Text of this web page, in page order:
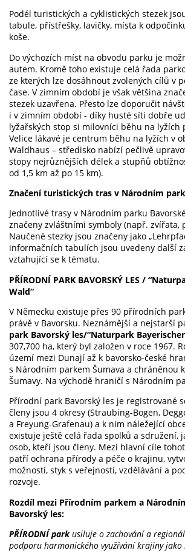
Podél turistických a cyklistických stezek
tabule, přístřešky, lavičky, místa k
koše.
Do výchozích míst na obvodu parku je
autem. Kromě toho existuje celá řada
ze kterých lze dosáhnout zvolených cílů v
čase. V zimním období je však většina
stezek uzavřena. Přesto lze doporučit
i v zimním období - díky husté síti dobře
lyžařských stop si milovníci běhu na lyžích
Velice lákavé je centrum běhu na lyžích v
Waldhaus – středisko nabízí pečlivě
stopy nejrůznějších délek a stupňů
od 1,5 km až po 15 km).
Značení turistických tras v Národním
Jednotlivé trasy v Národním parku
značeny zvláštními symboly (např. zvířata,
Naučené stezky jsou značeny jako
informačních tabulích jsou uvedeny další
vztahující se k tématu.
PŘÍRODNÍ PARK BAVORSKÝ LES /
Wald“
V Německu existuje přes 90 přírodních
právě v Bavorsku. Neznámější a nejstarší
park Bavorský les/“Naturpark
307,700 ha, který byl založen v roce 1967.
území mezi Dunají až k bavorsko-české
s Národním parkem Šumava a chráněnou
Šumavy. Na východě hraničí s Národním
Přírodní park Bavorský les je registrované
členy jsou 4 okresy (Straubing-Bogen,
a Freyung-Grafenau) a k nim náležející
existuje ještě celá řada spolků a sdružení,
osob, kteří jsou členy. Mezi hlavní cíle
patří ochrana přírody a péče o krajinu,
možností, styk s veřejností, vzdělávání a
rozvoje.
Rozdíl mezi Přírodním parkem a
Bavorský les:
PŘÍRODNÍ parkusiluje o zachování a
podporu harmonického využívání krajiny